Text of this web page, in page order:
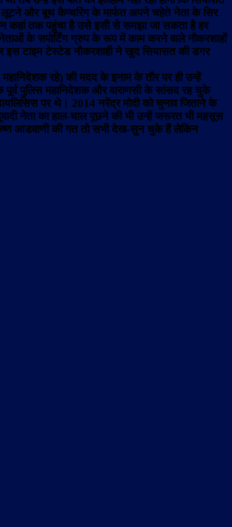
लूटने और बूथ कैप्चरिंग के मार्फत अपने चहेते नेता के सिर
कहां तक पहुंचा है उसे इसी से समझा जा सकता है हर
के सपोर्टिंग ग्रुप के रूप में काम करने वाले नौकरशाहों
इस टाइम टेस्टेड नौकरशाही ने खुद सियासत की डगर
रहे) की मदद के इनाम के तौर पर ही उन्हें
पुलिस महानिदेशक और वाराणसी के सांसद रह चुके
पर थे। 2014 नरेंद्र मोदी को चुनाव जिताने के
नेता का हाल-चाल पूछने की भी उन्हें जरूरत भी महसूस
आडवाणी की गत तो सभी देख-सुन चुके हैं लेकिन